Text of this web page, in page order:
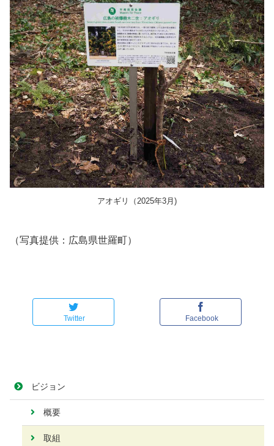
アオギリ（2025年3月)
（写真提供：広島県世羅町）
Twitter Facebook
ビジョン
概要
取組